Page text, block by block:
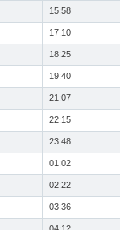
15:58
17:10
18:25
19:40
21:07
22:15
23:48
01:02
02:22
03:36